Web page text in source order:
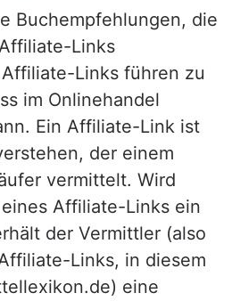
Buchempfehlungen, die
Links
Links führen zu
im Onlinehandel
Ein Affiliate-Link ist
der einem
vermittelt. Wird
Affiliate-Links ein
der Vermittler (also
Links, in diesem
eine